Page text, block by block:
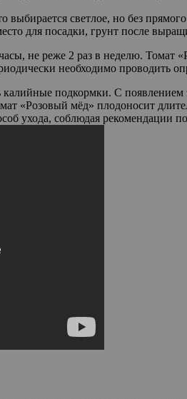
светлое, но без
для посадки, грунт после
не реже 2 раз в неделю.
необходимо проводить
подкормки. С
«Розовый мёд» плодоносит
ухода, соблюдая